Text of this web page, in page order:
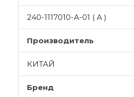
240-1117010-А-01 ( А )
Производитель
КИТАЙ
Бренд